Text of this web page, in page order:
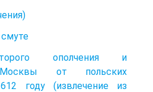
ополчения и
от польских
году (извлечение из